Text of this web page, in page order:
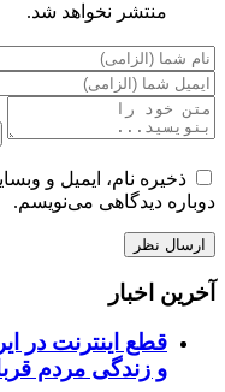
منتشر نخواهد شد.
ذخیره نام، ایمیل و
دوباره دیدگاهی می‌نویسم.
آخرین اخبار
قطع اینترنت در
و زندگی مردم